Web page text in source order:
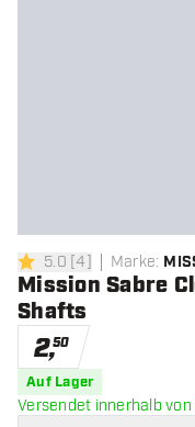
5 Bewertungssterne
5.0 [4] Marke:
Mission Sabre
Shafts
2,50
Auf Lager
Versendet innerhalb